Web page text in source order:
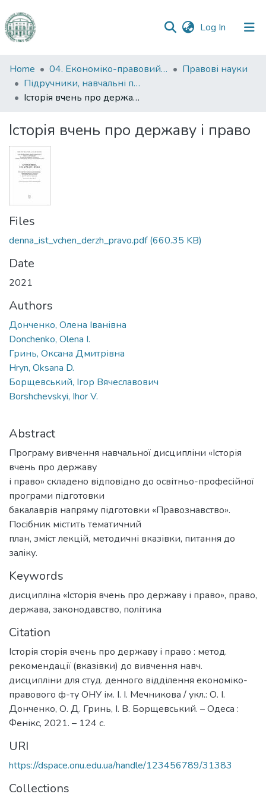
Log In (current)
Communities
&
Collections
Statistics
Home 04. Економіко-правовий факультет
Правові науки
Підручники, навчальні посібники та інші науково- та навчально-методичні праці ЕПФ (Правові науки)
Історія вчень про державу і право
Історія вчень про державу і право
Files
denna_ist_vchen_derzh_pravo.pdf(660.35 KB)
Date
2021
Authors
Донченко, Олена Іванівна
Donchenko, Olena I.
Гринь, Оксана Дмитрівна
Hryn, Oksana D.
Борщевський, Ігор Вячеславович
Borshchevskyi, Ihor V.
Abstract
Програму вивчення навчальної дисципліни «Історія
вчень про державу
і право» складено відповідно до освітньо-професійної
програми підготовки
бакалаврів напряму підготовки «Правознавство».
Посібник містить тематичний
план, зміст лекцій, методичні вказівки, питання до
заліку.
Keywords
дисципліна «Історія вчень про державу і право», право,
держава, законодавство, політика
Citation
Історія сторія вчень про державу і право : метод.
рекомендації (вказівки) до вивчення навч.
дисципліни для студ. денного відділення економіко-
правового ф-ту ОНУ ім. І. І. Мечникова / укл.: О. І.
Донченко, О. Д. Гринь, І. В. Борщевський. – Одеса :
Фенікс, 2021. – 124 с.
URI
https://dspace.onu.edu.ua/handle/123456789/31383
Collections